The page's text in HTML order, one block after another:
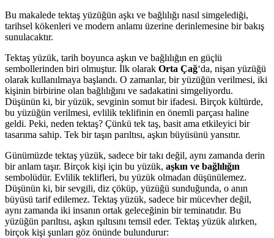
Bu makalede tektaş yüzüğün aşkı ve bağlılığı nasıl simgelediği,
tarihsel kökenleri ve modern anlamı üzerine derinlemesine bir bakış
sunulacaktır.
Tektaş yüzük, tarih boyunca aşkın ve bağlılığın en güçlü
sembollerinden biri olmuştur. İlk olarak Orta Çağ‘da, nişan yüzüğü
olarak kullanılmaya başlandı. O zamanlar, bir yüzüğün verilmesi, iki
kişinin birbirine olan bağlılığını ve sadakatini simgeliyordu.
Düşünün ki, bir yüzük, sevginin somut bir ifadesi. Birçok kültürde,
bu yüzüğün verilmesi, evlilik teklifinin en önemli parçası haline
geldi. Peki, neden tektaş? Çünkü tek taş, basit ama etkileyici bir
tasarıma sahip. Tek bir taşın parıltısı, aşkın büyüsünü yansıtır.
Günümüzde tektaş yüzük, sadece bir takı değil, aynı zamanda derin
bir anlam taşır. Birçok kişi için bu yüzük, aşkın ve bağlılığın
sembolüdür. Evlilik teklifleri, bu yüzük olmadan düşünülemez.
Düşünün ki, bir sevgili, diz çöküp, yüzüğü sunduğunda, o anın
büyüsü tarif edilemez. Tektaş yüzük, sadece bir mücevher değil,
aynı zamanda iki insanın ortak geleceğinin bir teminatıdır. Bu
yüzüğün parıltısı, aşkın ışıltısını temsil eder. Tektaş yüzük alırken,
birçok kişi şunları göz önünde bulundurur: